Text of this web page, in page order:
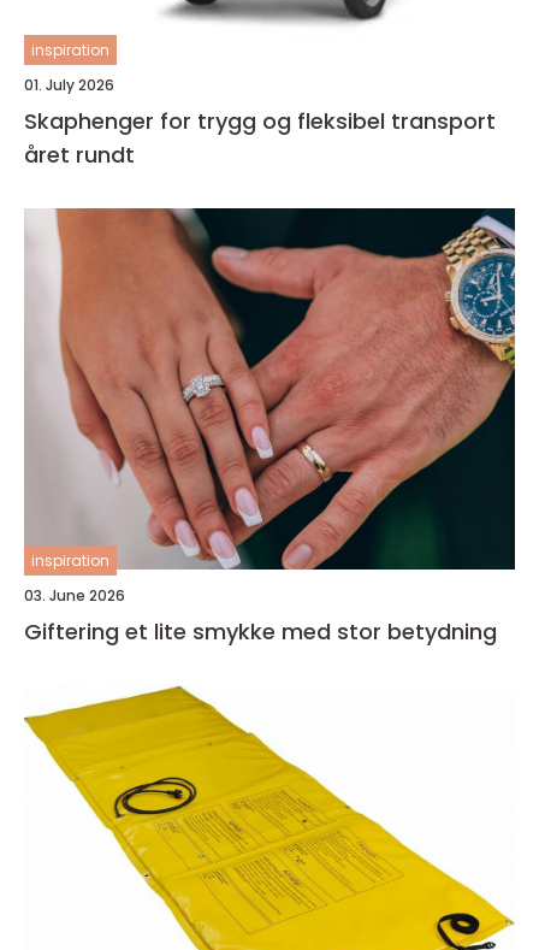
inspiration
01. July 2026
Skaphenger for trygg og fleksibel transport
året rundt
inspiration
03. June 2026
Giftering et lite smykke med stor betydning